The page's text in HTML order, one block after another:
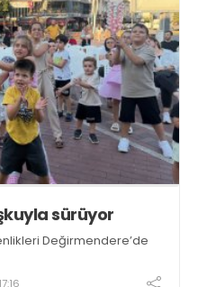
sürüyor
Değirmendere’de
17:16